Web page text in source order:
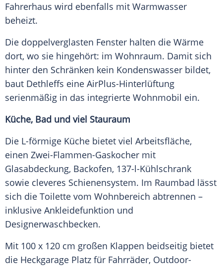
Fahrerhaus wird ebenfalls mit Warmwasser
beheizt.
Die doppelverglasten Fenster halten die Wärme
dort, wo sie hingehört: im Wohnraum. Damit sich
hinter den Schränken kein Kondenswasser bildet,
baut Dethleffs eine AirPlus-Hinterlüftung
serienmäßig in das integrierte Wohnmobil ein.
Küche, Bad und viel Stauraum
Die L-förmige Küche bietet viel Arbeitsfläche,
einen Zwei-Flammen-Gaskocher mit
Glasabdeckung, Backofen, 137-l-Kühlschrank
sowie cleveres Schienensystem. Im Raumbad lässt
sich die Toilette vom Wohnbereich abtrennen –
inklusive Ankleidefunktion und
Designerwaschbecken.
Mit 100 x 120 cm großen Klappen beidseitig bietet
die Heckgarage Platz für Fahrräder, Outdoor-